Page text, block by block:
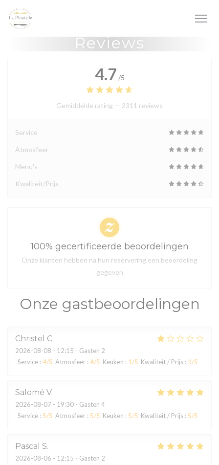
Cookies beheer paneel
Reviews
Onze gastbeoordelingen
Christel C
2026-08-08 - 12:15 - Gasten 2
Service : 4/5 Atmosfeer : 4/5 Keuken : 1/5 Kwaliteit / Prijs : 1/5
Salomé V
2026-08-07 - 19:30 - Gasten 4
Service : 5/5 Atmosfeer : 5/5 Keuken : 5/5 Kwaliteit / Prijs : 5/5
Pascal S
2026-08-06 - 12:15 - Gasten 2
4.7 /5
Gemiddelde rating — 2311 reviews
Service
Atmosfeer
Menu's
Kwaliteit/Prijs
100% gecertificeerde beoordelingen
Onze klanten hebben na hun reservering een beoordeling
gegeven